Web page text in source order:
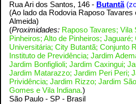
Rua Ari dos Santos, 146 - Butantã
(Ao lado da Rodovia Raposo
Almeida)
(Proximidades: Raposo Tavares; Vila
Pinheiros; Alto de Pinheiros;
Universitária; City Butantã; Conjunto
Instituto de Previdência; Jardim
Jardim Bonfiglioli; Jardim Caxingui;
Jardim Matarazzo; Jardim Peri Peri;
Prividência; Jardim Rizzo; Jardim
Gomes e Vila Indiana.)
São Paulo - SP - Brasil